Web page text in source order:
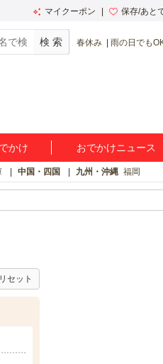
マイクーポン 保存/あと
春休み 雨の日でも
かけ おでかけニュース
中国・四国 九州・沖縄 福岡
セット